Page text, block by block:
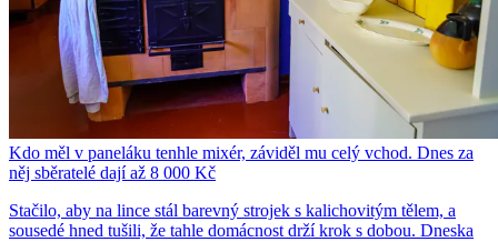
Kdo měl v paneláku tenhle mixér, záviděl mu celý vchod. Dnes za
něj sběratelé dají až 8 000 Kč
Stačilo, aby na lince stál barevný strojek s kalichovitým tělem, a
sousedé hned tušili, že tahle domácnost drží krok s dobou. Dneska